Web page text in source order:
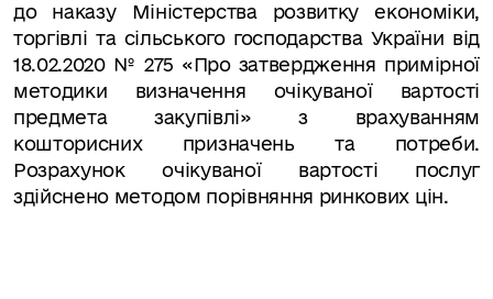
до наказу Міністерства розвитку економіки,
торгівлі та сільського господарства України від
18.02.2020 № 275 «Про затвердження примірної
методики визначення очікуваної вартості
предмета закупівлі» з врахуванням
кошторисних призначень та потреби.
Розрахунок очікуваної вартості послуг
здійснено методом порівняння ринкових цін.